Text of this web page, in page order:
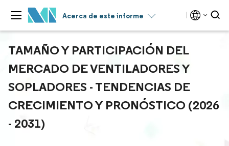
Acerca de este informe
TAMAÑO Y PARTICIPACIÓN DEL
MERCADO DE VENTILADORES Y
SOPLADORES - TENDENCIAS DE
CRECIMIENTO Y PRONÓSTICO (2026
- 2031)